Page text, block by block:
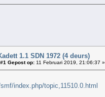
1.1 SDN 1972 (4 deurs)
Gepost op: 11 Februari 2019, 21:06:37 »
index.php/topic,11510.0.html